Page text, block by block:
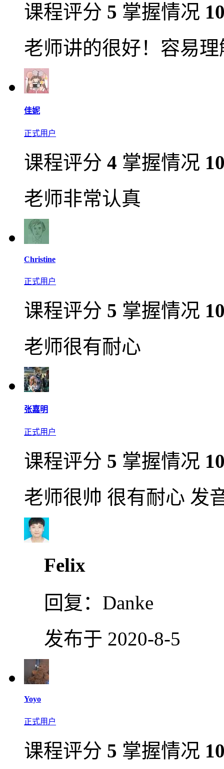
课程评分 5 掌握情况
老师讲的很好！容易理
佳妮
正式用户
课程评分 4 掌握情况
老师非常认真
Christine
正式用户
课程评分 5 掌握情况
老师很有耐心
张嘉明
正式用户
课程评分 5 掌握情况
老师很帅 很有耐心 发
Felix
回复： Danke
发布于 2020-8-5
Yoyo
正式用户
课程评分 5 掌握情况